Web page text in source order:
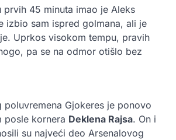
prvih 45 minuta imao je Aleks
izbio sam ispred golmana, ali je
Uprkos visokom tempu, pravih
pa se na odmor otišlo bez
poluvremena Gjokeres je ponovo
posle kornera Deklena Rajsa. On i
su najveći deo Arsenalovog